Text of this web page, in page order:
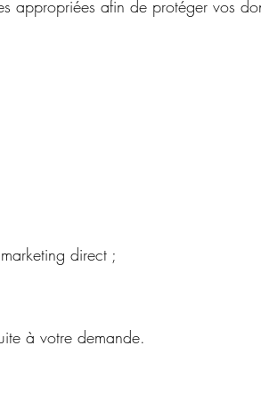
appropriées afin de protéger vos
direct ;
à votre demande.